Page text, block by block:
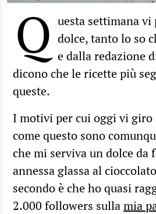
Q uesta settimana
dolce, tanto lo so
e dalla redazione
dicono che le ricette più
queste.
I motivi per cui oggi vi giro
come questo sono
che mi serviva un dolce da
annessa glassa al
secondo è che ho quasi
2.000 followers sullamia